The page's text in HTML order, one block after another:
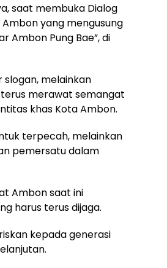
saat membuka Dialog
yang mengusung
Ambon Pung Bae”, di
melainkan
merawat semangat
khas Kota Ambon.
terpecah, melainkan
pemersatu dalam
Ambon saat ini
harus terus dijaga.
kepada generasi